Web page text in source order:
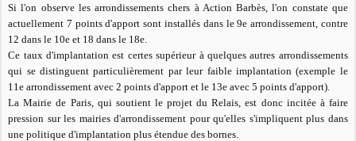
Si l'on observe les arrondissements chers à Action Barbès, l'on constate que
actuellement 7 points d'apport sont installés dans le 9e arrondissement, contre
12 dans le 10e et 18 dans le 18e.
Ce taux d'implantation est certes supérieur à quelques autres arrondissements
qui se distinguent particulièrement par leur faible implantation (exemple le
11e arrondissement avec 2 points d'apport et le 13e avec 5 points d'apport).
La Mairie de Paris, qui soutient le projet du Relais, est donc incitée à faire
pression sur les mairies d'arrondissement pour qu'elles s'impliquent plus dans
une politique d'implantation plus étendue des bornes.